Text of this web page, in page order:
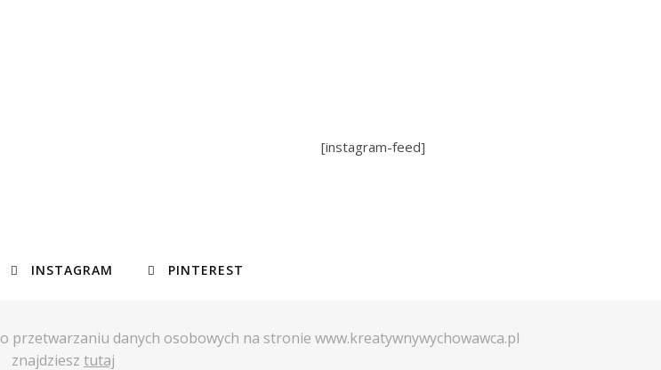
[instagram-feed]
INSTAGRAM PINTEREST
danych osobowych na stronie www.kreatywnywychowawca.pl
znajdziesz tutaj